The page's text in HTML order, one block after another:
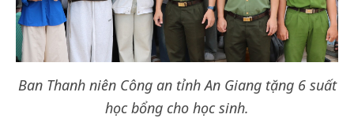
Ban Thanh niên Công an tỉnh An Giang tặng 6 suất
học bổng cho học sinh.